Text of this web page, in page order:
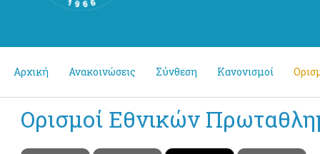
Αρχική Ανακοινώσεις Σύνθεση Κανονισμοί
Ορισμοί Εθνικών